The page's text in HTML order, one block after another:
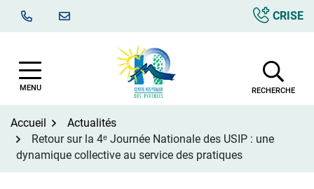
CRISE
MENU RECHERCHE
Accueil
Actualités
Retour sur la 4ᵉ Journée Nationale des USIP : une
dynamique collective au service des pratiques